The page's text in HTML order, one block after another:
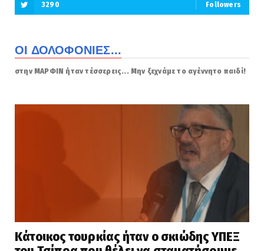
3290 Followers
ΟΙ ΔΟΛΟΦΟΝΙΕΣ...
στην ΜΑΡΦΙΝ ήταν τέσσερεις... Μην ξεχνάμε το αγέννητο παιδί!
Κάτοικος τουρκίας ήταν ο σκιώδης ΥΠΕΞ